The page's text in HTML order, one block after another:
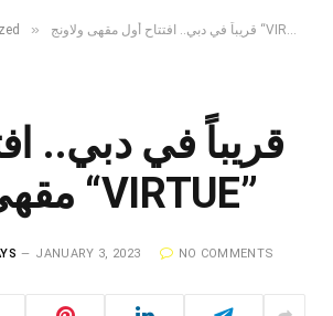
» قريباً في دبي.. افتتاح أول مقهى ولاونج “VIRTUE”
قريباً في دبي..
مقهى ولاونج “VIRTUE”
JANUARY 3, 2023 NO COMMENTS